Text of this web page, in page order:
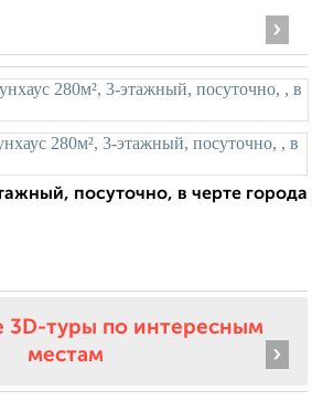
›
посуточно, в черте города
3D-туры по интересным
местам
›